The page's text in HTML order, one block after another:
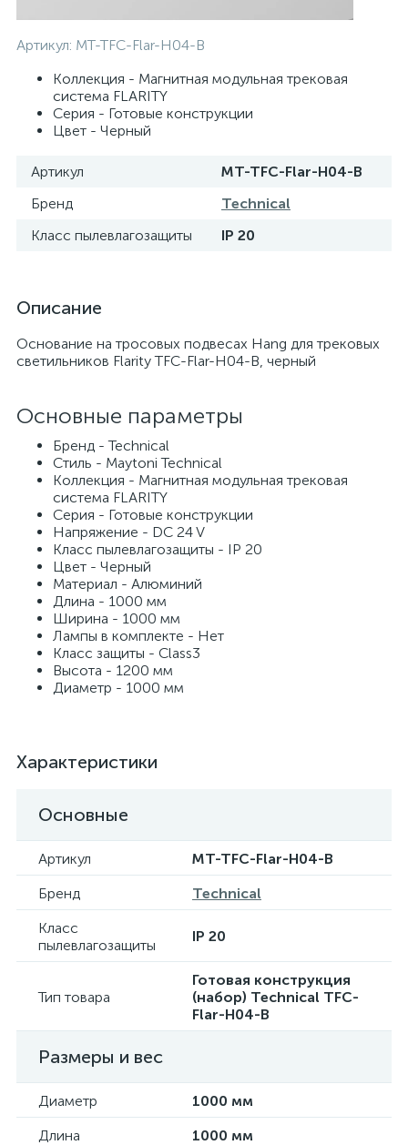
Артикул: MT-TFC-Flar-H04-B
Коллекция - Магнитная модульная трековая
система FLARITY
Серия - Готовые конструкции
Цвет - Черный
Артикул
MT-TFC-Flar-H04-B
Бренд
Technical
Класс пылевлагозащиты
IP 20
Описание
Основание на тросовых подвесах Hang для трековых
светильников Flarity TFC-Flar-H04-B, черный
Основные параметры
Бренд - Technical
Стиль - Maytoni Technical
Коллекция - Магнитная модульная трековая
система FLARITY
Серия - Готовые конструкции
Напряжение - DC 24 V
Класс пылевлагозащиты - IP 20
Цвет - Черный
Материал - Алюминий
Длина - 1000 мм
Ширина - 1000 мм
Лампы в комплекте - Нет
Класс защиты - Class3
Высота - 1200 мм
Диаметр - 1000 мм
Характеристики
Основные
Артикул
MT-TFC-Flar-H04-B
Бренд
Technical
Класс
пылевлагозащиты
IP 20
Тип товара
Готовая конструкция
(набор) Technical TFC-
Flar-H04-B
Размеры и вес
Диаметр
1000 мм
Длина
1000 мм